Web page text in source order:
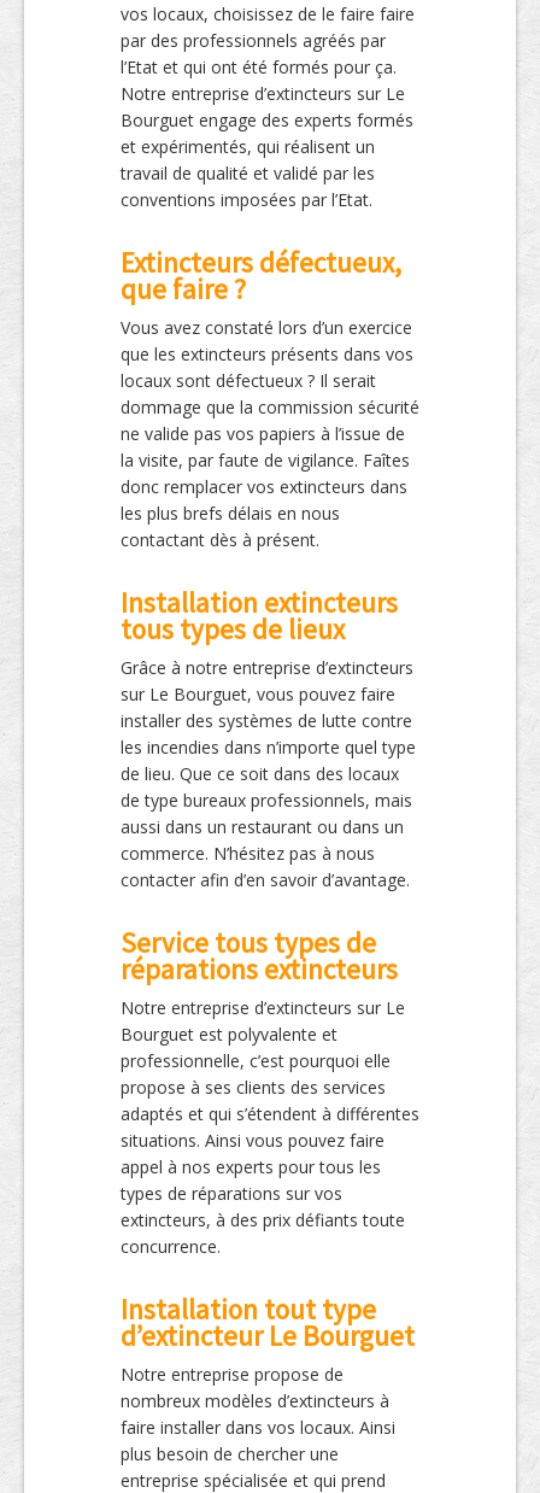
vos locaux, choisissez de le faire faire
par des professionnels agréés par
l’Etat et qui ont été formés pour ça.
Notre entreprise d’extincteurs sur Le
Bourguet engage des experts formés
et expérimentés, qui réalisent un
travail de qualité et validé par les
conventions imposées par l’Etat.
Extincteurs défectueux,
que faire ?
Vous avez constaté lors d’un exercice
que les extincteurs présents dans vos
locaux sont défectueux ? Il serait
dommage que la commission sécurité
ne valide pas vos papiers à l’issue de
la visite, par faute de vigilance. Faîtes
donc remplacer vos extincteurs dans
les plus brefs délais en nous
contactant dès à présent.
Installation extincteurs
tous types de lieux
Grâce à notre entreprise d’extincteurs
sur Le Bourguet, vous pouvez faire
installer des systèmes de lutte contre
les incendies dans n’importe quel type
de lieu. Que ce soit dans des locaux
de type bureaux professionnels, mais
aussi dans un restaurant ou dans un
commerce. N’hésitez pas à nous
contacter afin d’en savoir d’avantage.
Service tous types de
réparations extincteurs
Notre entreprise d’extincteurs sur Le
Bourguet est polyvalente et
professionnelle, c’est pourquoi elle
propose à ses clients des services
adaptés et qui s’étendent à différentes
situations. Ainsi vous pouvez faire
appel à nos experts pour tous les
types de réparations sur vos
extincteurs, à des prix défiants toute
concurrence.
Installation tout type
d’extincteur Le Bourguet
Notre entreprise propose de
nombreux modèles d’extincteurs à
faire installer dans vos locaux. Ainsi
plus besoin de chercher une
entreprise spécialisée et qui prend